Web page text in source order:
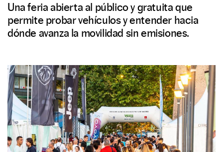
Una feria abierta al público y gratuita que
permite probar vehículos y entender hacia
dónde avanza la movilidad sin emisiones.